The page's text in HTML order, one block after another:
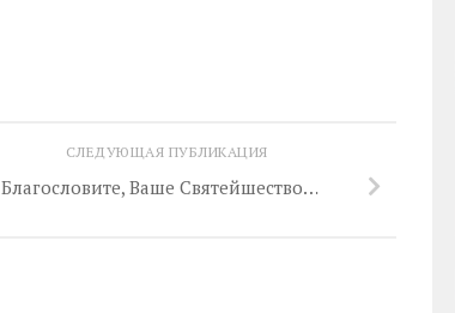
СЛЕДУЮЩАЯ ПУБЛИКАЦИЯ
Благословите, Ваше Святейшество…